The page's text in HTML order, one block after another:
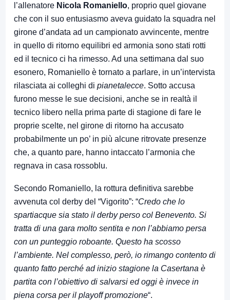
l’allenatore Nicola Romaniello, proprio quel giovane
che con il suo entusiasmo aveva guidato la squadra nel
girone d’andata ad un campionato avvincente, mentre
in quello di ritorno equilibri ed armonia sono stati rotti
ed il tecnico ci ha rimesso. Ad una settimana dal suo
esonero, Romaniello è tornato a parlare, in un’intervista
rilasciata ai colleghi di pianetalecce. Sotto accusa
furono messe le sue decisioni, anche se in realtà il
tecnico libero nella prima parte di stagione di fare le
proprie scelte, nel girone di ritorno ha accusato
probabilmente un po’ in più alcune ritrovate presenze
che, a quanto pare, hanno intaccato l’armonia che
regnava in casa rossoblu.
Secondo Romaniello, la rottura definitiva sarebbe
avvenuta col derby del “Vigorito”: “Credo che lo
spartiacque sia stato il derby perso col Benevento. Si
tratta di una gara molto sentita e non l’abbiamo persa
con un punteggio roboante. Questo ha scosso
l’ambiente. Nel complesso, però, io rimango contento di
quanto fatto perché ad inizio stagione la Casertana è
partita con l’obiettivo di salvarsi ed oggi è invece in
piena corsa per il playoff promozione“.